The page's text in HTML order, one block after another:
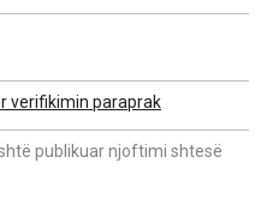
verifikimin paraprak
publikuar njoftimi shtesë